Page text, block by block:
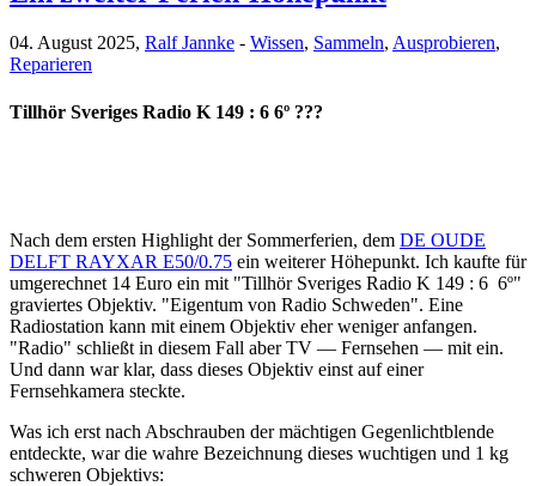
04. August 2025, Ralf Jannke - Wissen, Sammeln, Ausprobieren,
Reparieren
Tillhör Sveriges Radio K 149 : 6 6º ???
Nach dem ersten Highlight der Sommerferien, dem DE OUDE
DELFT RAYXAR E50/0.75 ein weiterer Höhepunkt. Ich kaufte für
umgerechnet 14 Euro ein mit "Tillhör Sveriges Radio K 149 : 6 6º"
graviertes Objektiv. "Eigentum von Radio Schweden". Eine
Radiostation kann mit einem Objektiv eher weniger anfangen.
"Radio" schließt in diesem Fall aber TV — Fernsehen — mit ein.
Und dann war klar, dass dieses Objektiv einst auf einer
Fernsehkamera steckte.
Was ich erst nach Abschrauben der mächtigen Gegenlichtblende
entdeckte, war die wahre Bezeichnung dieses wuchtigen und 1 kg
schweren Objektivs: